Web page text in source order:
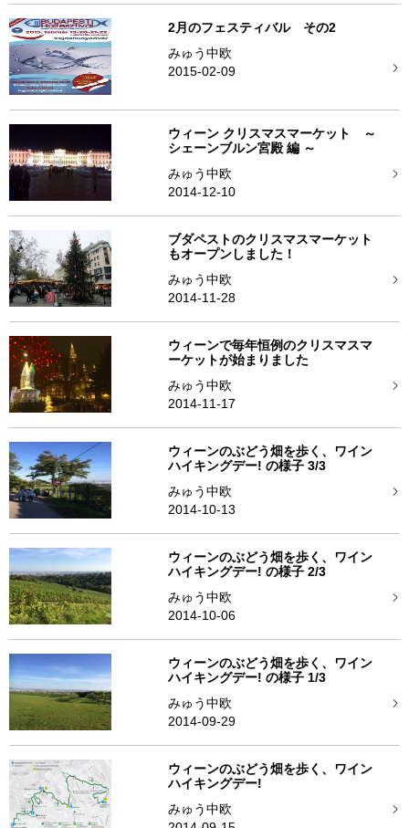
2月のフェスティバル その2
みゅう中欧
2015-02-09
ウィーン クリスマスマーケット ～
シェーンブルン宮殿 編 ～
みゅう中欧
2014-12-10
ブダペストのクリスマスマーケット
もオープンしました！
みゅう中欧
2014-11-28
ウィーンで毎年恒例のクリスマスマ
ーケットが始まりました
みゅう中欧
2014-11-17
ウィーンのぶどう畑を歩く、ワイン
ハイキングデー! の様子 3/3
みゅう中欧
2014-10-13
ウィーンのぶどう畑を歩く、ワイン
ハイキングデー! の様子 2/3
みゅう中欧
2014-10-06
ウィーンのぶどう畑を歩く、ワイン
ハイキングデー! の様子 1/3
みゅう中欧
2014-09-29
ウィーンのぶどう畑を歩く、ワイン
ハイキングデー!
みゅう中欧